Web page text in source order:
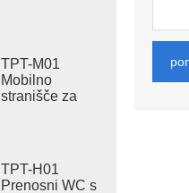
zunanji
plastični WC
TPT-M01
Mobilno
stranišče za
TPT-H01
Prenosni WC s